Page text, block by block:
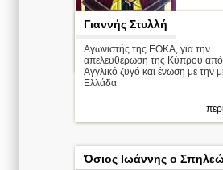
Γιαννής Στυλλή
Αγωνιστής της ΕΟΚΑ, για την
απελευθέρωση της Κύπρου από
Αγγλικό ζυγό και ένωση με την
Ελλάδα
Όσιος Ιωάννης ο